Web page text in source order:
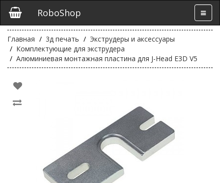
RoboShop
Главная 3д печать
Экструдеры и аксессуары
Комплектующие для экструдера
Алюминиевая монтажная пластина для J-Head E3D V5